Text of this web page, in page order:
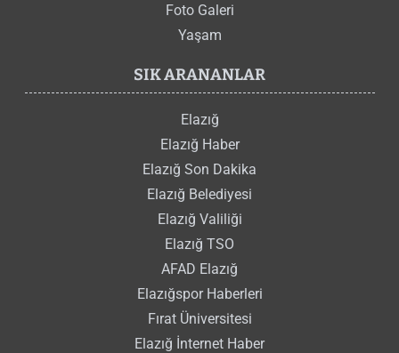
Foto Galeri
Yaşam
SIK ARANANLAR
Elazığ
Elazığ Haber
Elazığ Son Dakika
Elazığ Belediyesi
Elazığ Valiliği
Elazığ TSO
AFAD Elazığ
Elazığspor Haberleri
Fırat Üniversitesi
Elazığ İnternet Haber